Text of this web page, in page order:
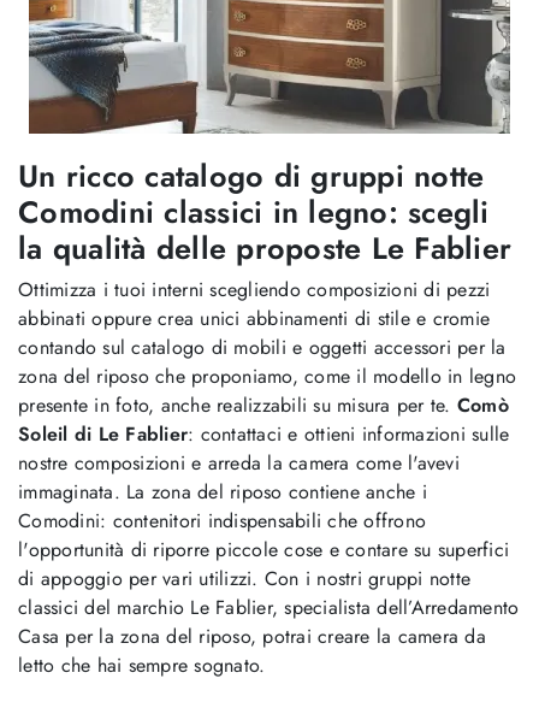
Un ricco catalogo di gruppi notte
Comodini classici in legno: scegli
la qualità delle proposte Le Fablier
Ottimizza i tuoi interni scegliendo composizioni di pezzi
abbinati oppure crea unici abbinamenti di stile e cromie
contando sul catalogo di mobili e oggetti accessori per la
zona del riposo che proponiamo, come il modello in legno
presente in foto, anche realizzabili su misura per te. Comò
Soleil di Le Fablier: contattaci e ottieni informazioni sulle
nostre composizioni e arreda la camera come l'avevi
immaginata. La zona del riposo contiene anche i
Comodini: contenitori indispensabili che offrono
l'opportunità di riporre piccole cose e contare su superfici
di appoggio per vari utilizzi. Con i nostri gruppi notte
classici del marchio Le Fablier, specialista dell’Arredamento
Casa per la zona del riposo, potrai creare la camera da
letto che hai sempre sognato.